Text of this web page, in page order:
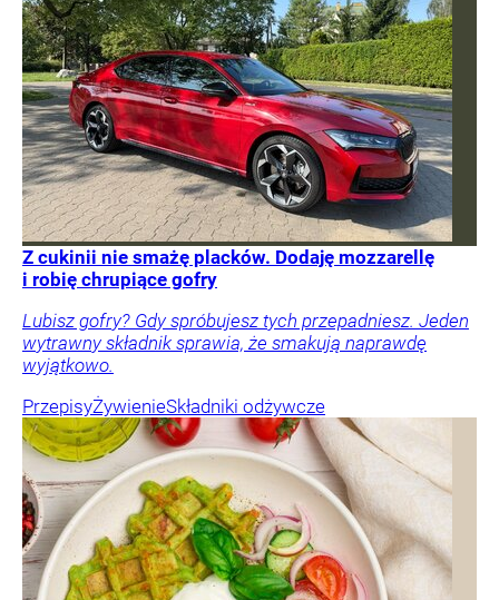
Z cukinii nie smażę placków. Dodaję mozzarellę
i robię chrupiące gofry
Lubisz gofry? Gdy spróbujesz tych przepadniesz. Jeden
wytrawny składnik sprawia, że smakują naprawdę
wyjątkowo.
PrzepisyŻywienieSkładniki odżywcze